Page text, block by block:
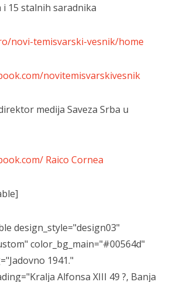
i 15 stalnih saradnika
novi-temisvarski-vesnik/home
novitemisvarskivesnik
medija Saveza Srba u
Raico Cornea
design_style="design03"
color_bg_main="#00564d"
1941."
Alfonsa XIII 49 ?, Banja